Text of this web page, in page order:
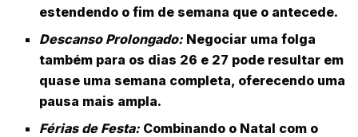
estendendo o fim de semana que o antecede.
Descanso Prolongado: Negociar uma folga
também para os dias 26 e 27 pode resultar em
quase uma semana completa, oferecendo uma
pausa mais ampla.
Férias de Festa: Combinando o Natal com o